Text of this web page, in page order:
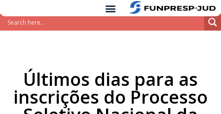
Pular
Últimos dias para as
inscrições do Processo